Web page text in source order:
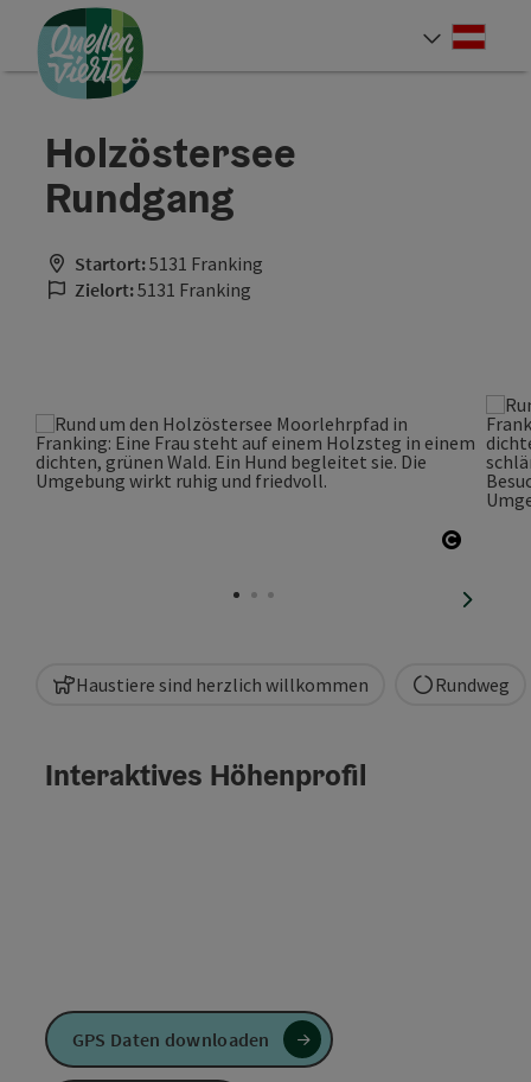
Zum Inhalt
Zur Navigation
Zum Seitenanfang
Holzöstersee
Rundgang
Startort:5131 Franking
Zielort:5131 Franking
Haustiere sind herzlich willkommen Rundweg
Interaktives Höhenprofil
GPS Daten downloaden